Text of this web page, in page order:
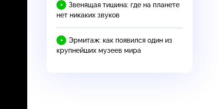
Звенящая тишина: где на планете
нет никаких звуков
Эрмитаж: как появился один из
крупнейших музеев мира